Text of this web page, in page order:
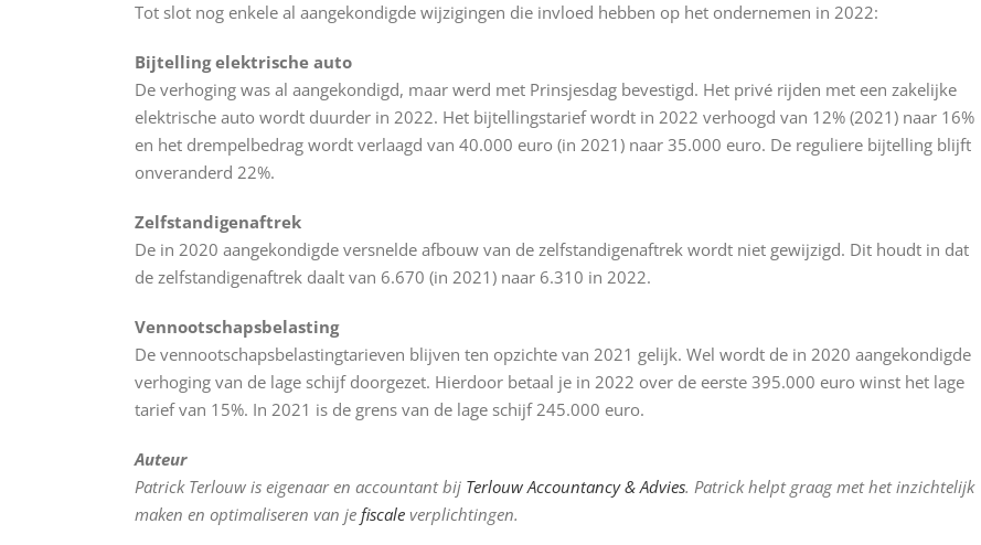
Tot slot nog enkele al aangekondigde wijzigingen die invloed hebben op het ondernemen in 2022:
Bijtelling elektrische auto
De verhoging was al aangekondigd, maar werd met Prinsjesdag bevestigd. Het privé rijden met een zakelijke
elektrische auto wordt duurder in 2022. Het bijtellingstarief wordt in 2022 verhoogd van 12% (2021) naar 16%
en het drempelbedrag wordt verlaagd van 40.000 euro (in 2021) naar 35.000 euro. De reguliere bijtelling blijft
onveranderd 22%.
Zelfstandigenaftrek
De in 2020 aangekondigde versnelde afbouw van de zelfstandigenaftrek wordt niet gewijzigd. Dit houdt in dat
de zelfstandigenaftrek daalt van 6.670 (in 2021) naar 6.310 in 2022.
Vennootschapsbelasting
De vennootschapsbelastingtarieven blijven ten opzichte van 2021 gelijk. Wel wordt de in 2020 aangekondigde
verhoging van de lage schijf doorgezet. Hierdoor betaal je in 2022 over de eerste 395.000 euro winst het lage
tarief van 15%. In 2021 is de grens van de lage schijf 245.000 euro.
Auteur
Patrick Terlouw is eigenaar en accountant bij Terlouw Accountancy & Advies. Patrick helpt graag met het inzichtelijk
maken en optimaliseren van je fiscale verplichtingen.